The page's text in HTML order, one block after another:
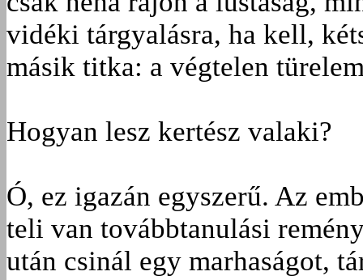
vidéki tárgyalásra, ha kell,
másik titka: a végtelen
Hogyan lesz kertész valaki?
Ó, ez igazán egyszerű. Az
teli van továbbtanulási
után csinál egy marhaságot,